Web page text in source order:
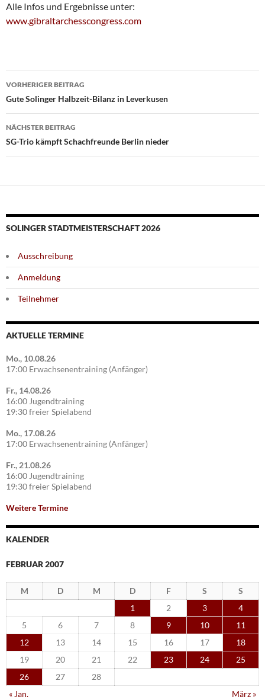
Alle Infos und Ergebnisse unter:
www.gibraltarchesscongress.com
Beitragsnavigation
VORHERIGER BEITRAG
Gute Solinger Halbzeit-Bilanz in Leverkusen
NÄCHSTER BEITRAG
SG-Trio kämpft Schachfreunde Berlin nieder
SOLINGER STADTMEISTERSCHAFT 2026
Ausschreibung
Anmeldung
Teilnehmer
AKTUELLE TERMINE
Mo., 10.08.26
17:00 Erwachsenentraining (Anfänger)
Fr., 14.08.26
16:00 Jugendtraining
19:30 freier Spielabend
Mo., 17.08.26
17:00 Erwachsenentraining (Anfänger)
Fr., 21.08.26
16:00 Jugendtraining
19:30 freier Spielabend
Weitere Termine
KALENDER
FEBRUAR 2007
M D M D F S
S
1
2 3
4
5
6 7 8 9 10
11
12
13 14 15 16 17
18
19
20 21 22 23 24
25
26
27
28
« Jan.
März »